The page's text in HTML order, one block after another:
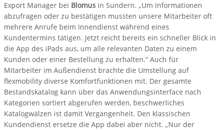
Export Manager bei Blomus in Sundern. „Um Informationen
abzufragen oder zu bestätigen mussten unsere Mitarbeiter oft
mehrere Anrufe beim Innendienst während eines
Kundentermins tätigen. Jetzt reicht bereits ein schneller Blick in
die App des iPads aus, um alle relevanten Daten zu einem
Kunden oder einer Bestellung zu erhalten.“ Auch für
Mitarbeiter im Außendienst brachte die Umstellung auf
flexmobility diverse Komfortfunktionen mit. Der gesamte
Bestandskatalog kann über das Anwendungsinterface nach
Kategorien sortiert abgerufen werden, beschwerliches
Katalogwälzen ist damit Vergangenheit. Den klassischen
Kundendienst ersetze die App dabei aber nicht. „Nur der